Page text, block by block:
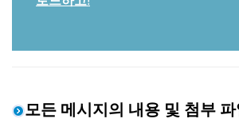
모든 메시지의 내용 및 첨부